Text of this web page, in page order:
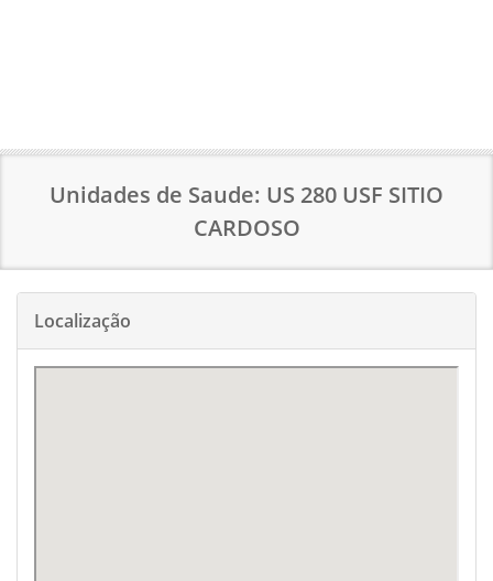
Unidades de Saude: US 280 USF SITIO
CARDOSO
Localização